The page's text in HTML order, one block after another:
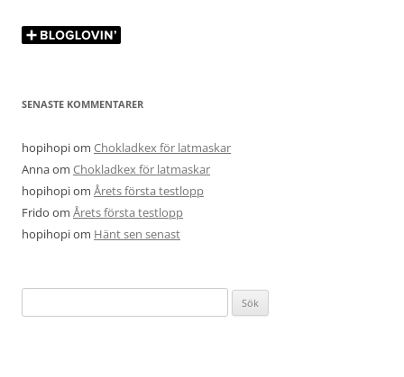
SENASTE KOMMENTARER
hopihopiom Chokladkex för latmaskar
Annaom Chokladkex för latmaskar
hopihopiom Årets första testlopp
Frido om Årets första testlopp
hopihopiom Hänt sen senast
efter: